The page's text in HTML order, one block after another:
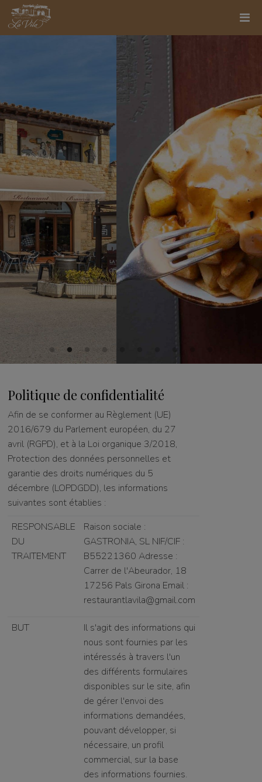
Politique de confidentialité
Afin de se conformer au Règlement (UE)
2016/679 du Parlement européen, du 27
avril (RGPD), et à la Loi organique 3/2018,
Protection des données personnelles et
garantie des droits numériques du 5
décembre (LOPDGDD), les informations
suivantes sont établies :
RESPONSABLE
DU
TRAITEMENT
Raison sociale :
GASTRONIA, SL NIF/CIF :
B55221360 Adresse :
Carrer de l'Abeurador, 18
17256 Pals Girona Email :
restaurantlavila@gmail.com
BUT
Il s'agit des informations qui
nous sont fournies par les
intéressés à travers l'un
des différents formulaires
disponibles sur le site, afin
de gérer l'envoi des
informations demandées,
pouvant développer, si
nécessaire, un profil
commercial, sur la base
des informations fournies.